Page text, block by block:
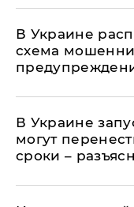
В Украине
схема
В Украине
могут
сроки –